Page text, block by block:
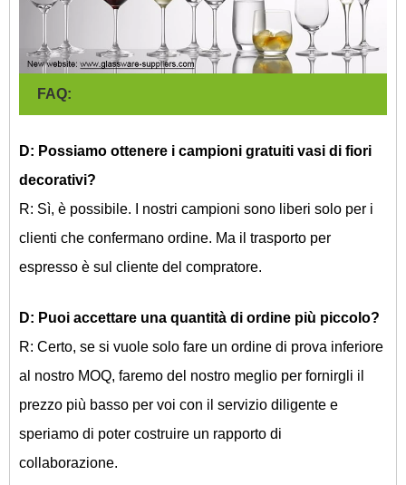
FAQ:
D: Possiamo ottenere i campioni gratuiti vasi di fiori
decorativi?
R: Sì, è possibile. I nostri campioni sono liberi solo per i
clienti che confermano ordine. Ma il trasporto per
espresso è sul cliente del compratore.
D: Puoi accettare una quantità di ordine più piccolo?
R: Certo, se si vuole solo fare un ordine di prova inferiore
al nostro MOQ, faremo del nostro meglio per fornirgli il
prezzo più basso per voi con il servizio diligente e
speriamo di poter costruire un rapporto di
collaborazione.